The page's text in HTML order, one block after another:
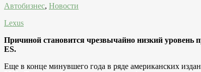
Автобизнес, Новости
Lexus
Причиной становится чрезвычайно низкий уровень
ES.
Еще в конце минувшего года в ряде американских